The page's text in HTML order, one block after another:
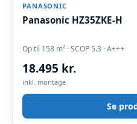
PANASONIC
Panasonic HZ35ZKE-H
Op til 158 m² · SCOP 5.3 · A+++
18.495 kr.
inkl. montage
Se